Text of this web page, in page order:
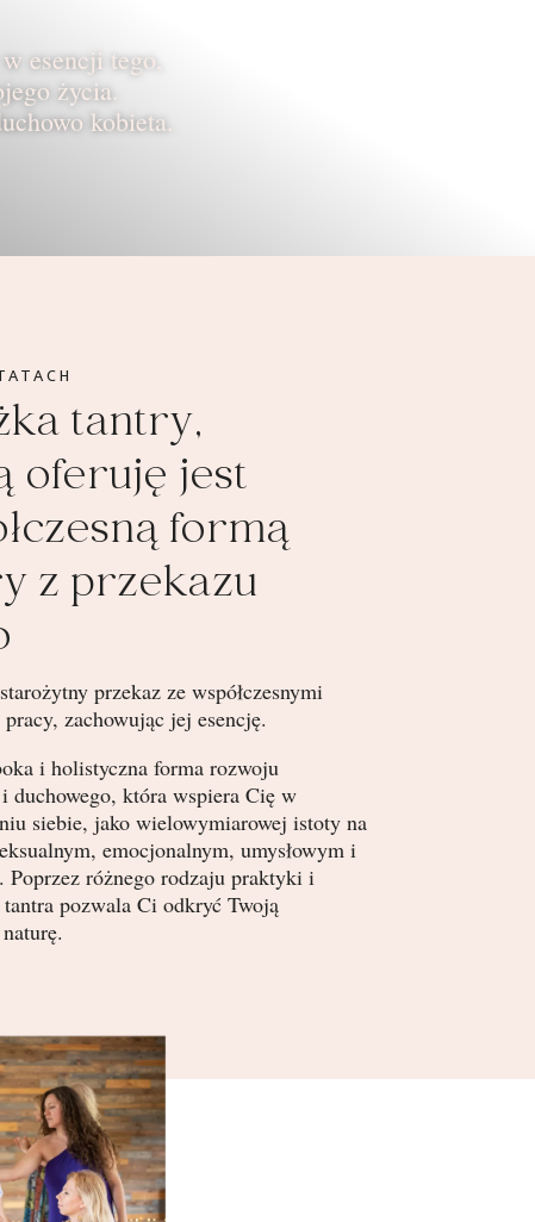
esencji tego,
życia.
kobieta.
tantry,
oferuję jest
formą
z przekazu
przekaz ze współczesnymi
zachowując jej esencję.
i holistyczna forma rozwoju
duchowego, która wspiera Cię w
siebie, jako wielowymiarowej istoty na
emocjonalnym, umysłowym i
Poprzez różnego rodzaju praktyki i
pozwala Ci odkryć Twoją